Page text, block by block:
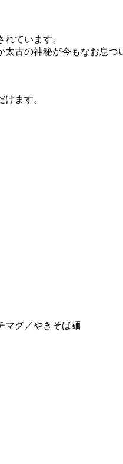
れています。
古の神秘が今もなお息づ
ます。
マグ／やきそば麺